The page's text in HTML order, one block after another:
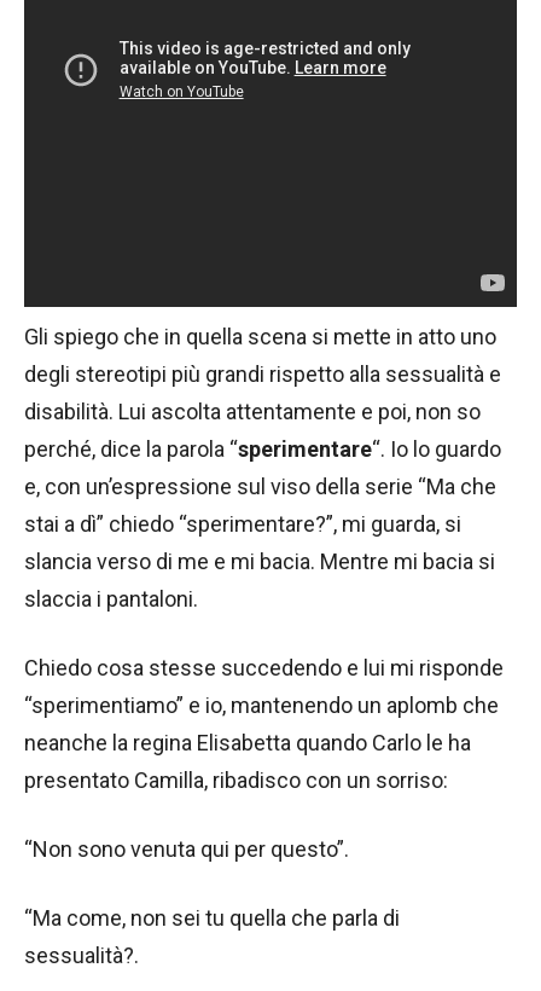
Gli spiego che in quella scena si mette in atto uno
degli stereotipi più grandi rispetto alla sessualità e
disabilità. Lui ascolta attentamente e poi, non so
perché, dice la parola “sperimentare“. Io lo guardo
e, con un’espressione sul viso della serie “Ma che
stai a dì” chiedo “sperimentare?”, mi guarda, si
slancia verso di me e mi bacia. Mentre mi bacia si
slaccia i pantaloni.
Chiedo cosa stesse succedendo e lui mi risponde
“sperimentiamo” e io, mantenendo un aplomb che
neanche la regina Elisabetta quando Carlo le ha
presentato Camilla, ribadisco con un sorriso:
“Non sono venuta qui per questo”.
“Ma come, non sei tu quella che parla di
sessualità?.